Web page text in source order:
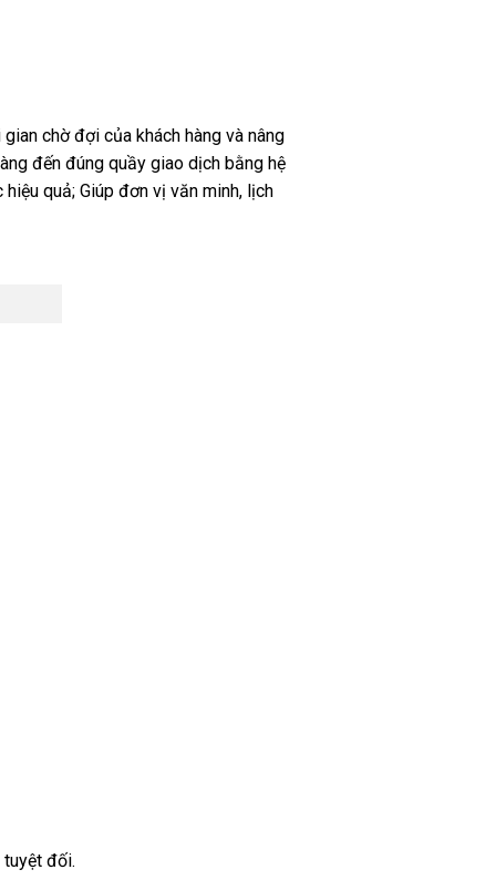
chờ đợi của khách hàng và nâng
đến đúng quầy giao dịch bằng hệ
quả; Giúp đơn vị văn minh, lịch
đối.